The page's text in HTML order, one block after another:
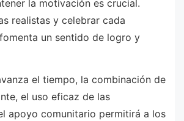
la motivación es crucial.
realistas y celebrar cada
un sentido de logro y
el tiempo, la combinación de
el uso eficaz de las
apoyo comunitario permitirá a los